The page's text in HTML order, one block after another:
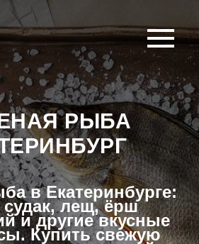
РЫБА
в Екатеринбурге:
лещ, ёрш
и другие вкусные
Купить свежую